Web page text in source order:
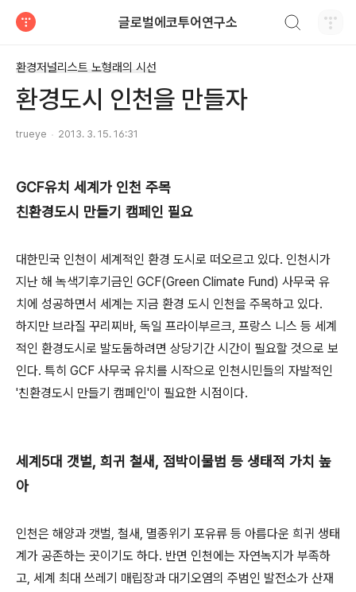
글로벌에코투어연구소
환경저널리스트 노형래의 시선
환경도시 인천을 만들자
trueye 2013. 3. 15. 16:31
GCF유치 세계가 인천 주목
친환경도시 만들기 캠페인 필요
대한민국 인천이 세계적인 환경 도시로 떠오르고 있다. 인천시가
지난 해 녹색기후기금인 GCF(Green Climate Fund) 사무국 유
치에 성공하면서 세계는 지금 환경 도시 인천을 주목하고 있다.
하지만 브라질 꾸리찌바, 독일 프라이부르크, 프랑스 니스 등 세계
적인 환경도시로 발도둠하려면 상당기간 시간이 필요할 것으로 보
인다. 특히 GCF 사무국 유치를 시작으로 인천시민들의 자발적인
'친환경도시 만들기 캠페인'이 필요한 시점이다.
세계5대 갯벌, 희귀 철새, 점박이물범 등 생태적 가치 높
아
인천은 해양과 갯벌, 철새, 멸종위기 포유류 등 아름다운 희귀 생태
계가 공존하는 곳이기도 하다. 반면 인천에는 자연녹지가 부족하
고, 세계 최대 쓰레기 매립장과 대기오염의 주범인 발전소가 산재